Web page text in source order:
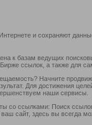
и сохраняют
к базам ведущих
ссылок, а также для
Начните
Для достижения
наши сервисы.
со ссылками: Поиск
сайт, здесь вы всегда